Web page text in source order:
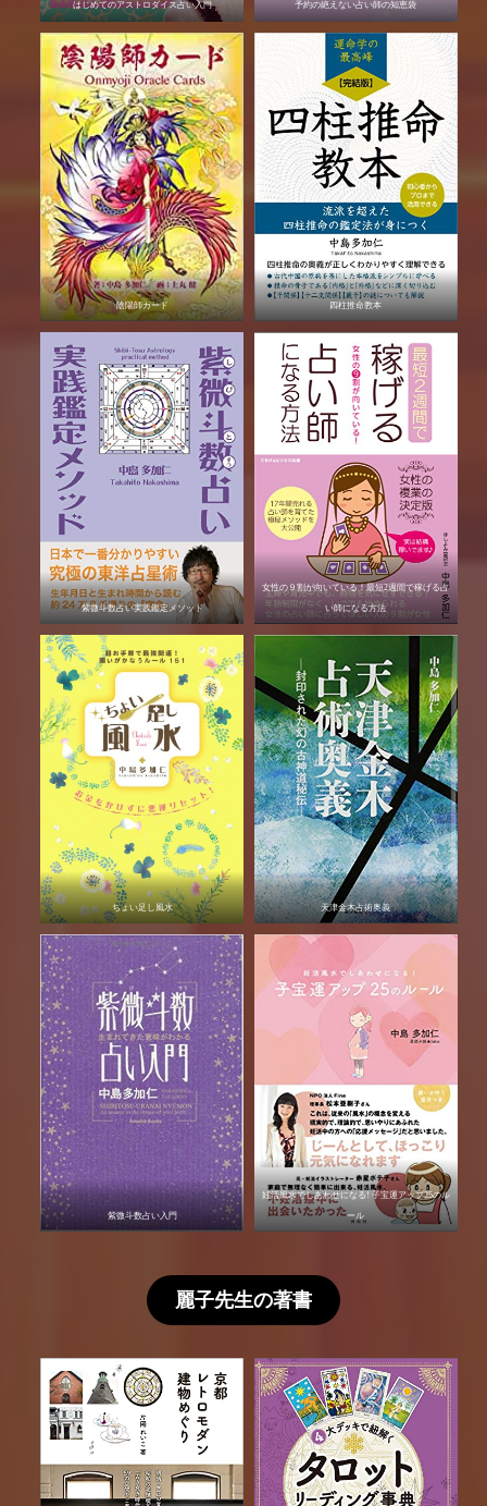
はじめてのアストロダイス占い入門 予約の絶えない占い師の知恵袋
陰陽師カード 四柱推命教本
紫微斗数占い実践鑑定メソッド
女性の９割が向いている！最短2週間で稼げる占
い師になる方法
ちょい足し風水 天津金木占術奥義
紫微斗数占い入門
妊活風水でしあわせになる! 子宝運アップ25のル
ール
麗子先生の著書